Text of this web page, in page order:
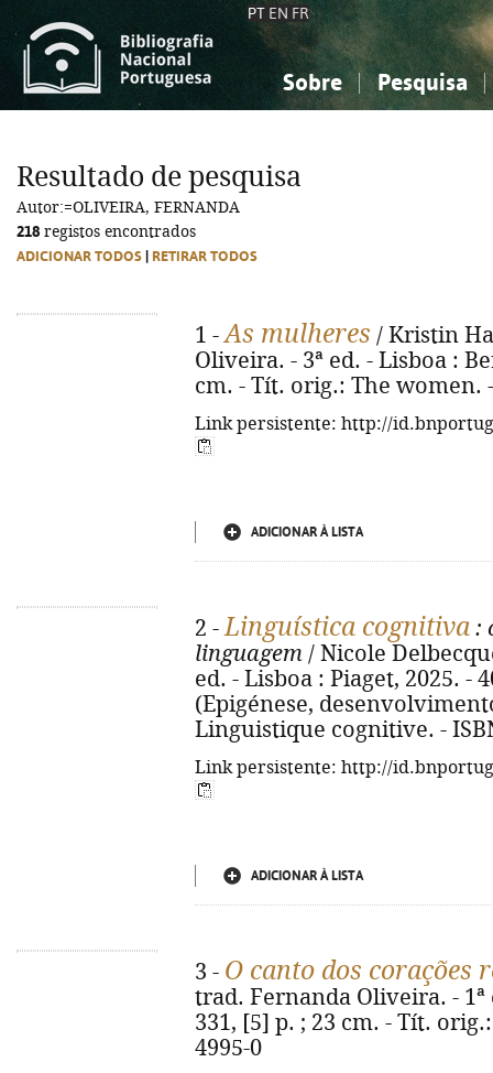
PT EN FR
Sobre Pesquisa
Ciências sociais...
Ciências sociais...
Resultado de pesquisa
Autor:=OLIVEIRA, FERNANDA
218 registos encontrados
ADICIONAR TODOS RETIRAR TODOS
1 -As mulheres / Kristin
Oliveira. - 3ª ed. - Lisboa :
cm. - Tít. orig.: The women.
Link persistente: http://
ADICIONAR À LISTA
2 -Linguística cognitiva :
linguagem / Nicole
ed. - Lisboa : Piaget, 2025. -
(Epigénese,
Linguistique cognitive. -
Link persistente: http://
ADICIONAR À LISTA
3 - O canto dos corações
trad. Fernanda Oliveira. - 1ª
331, [5] p. ; 23 cm. - Tít.
4995-0